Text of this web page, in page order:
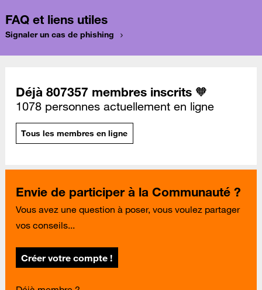
FAQ et liens utiles
Signaler un cas de phishing
Déjà 807357 membres inscrits 🧡
1078 personnes actuellement en ligne
Tous les membres en ligne
Envie de participer à la Communauté ?
Vous avez une question à poser, vous voulez partager
vos conseils...
Créer votre compte !